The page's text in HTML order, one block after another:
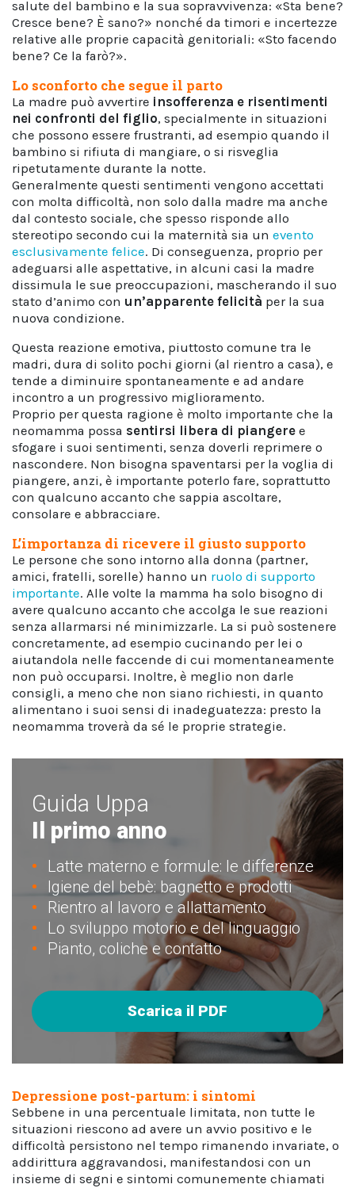
salute del bambino e la sua sopravvivenza: «Sta bene?
Cresce bene? È sano?» nonché da timori e incertezze
relative alle proprie capacità genitoriali: «Sto facendo
bene? Ce la farò?».
Lo sconforto che segue il parto
La madre può avvertire insofferenza e risentimenti
nei confronti del figlio, specialmente in situazioni
che possono essere frustranti, ad esempio quando il
bambino si rifiuta di mangiare, o si risveglia
ripetutamente durante la notte.
Generalmente questi sentimenti vengono accettati
con molta difficoltà, non solo dalla madre ma anche
dal contesto sociale, che spesso risponde allo
stereotipo secondo cui la maternità sia un evento
esclusivamente felice. Di conseguenza, proprio per
adeguarsi alle aspettative, in alcuni casi la madre
dissimula le sue preoccupazioni, mascherando il suo
stato d’animo con un’apparente felicità per la sua
nuova condizione.
Questa reazione emotiva, piuttosto comune tra le
madri, dura di solito pochi giorni (al rientro a casa), e
tende a diminuire spontaneamente e ad andare
incontro a un progressivo miglioramento.
Proprio per questa ragione è molto importante che la
neomamma possa sentirsi libera di piangere e
sfogare i suoi sentimenti, senza doverli reprimere o
nascondere. Non bisogna spaventarsi per la voglia di
piangere, anzi, è importante poterlo fare, soprattutto
con qualcuno accanto che sappia ascoltare,
consolare e abbracciare.
L’importanza di ricevere il giusto supporto
Le persone che sono intorno alla donna (partner,
amici, fratelli, sorelle) hanno un ruolo di supporto
importante. Alle volte la mamma ha solo bisogno di
avere qualcuno accanto che accolga le sue reazioni
senza allarmarsi né minimizzarle. La si può sostenere
concretamente, ad esempio cucinando per lei o
aiutandola nelle faccende di cui momentaneamente
non può occuparsi. Inoltre, è meglio non darle
consigli, a meno che non siano richiesti, in quanto
alimentano i suoi sensi di inadeguatezza: presto la
neomamma troverà da sé le proprie strategie.
Guida Uppa
Il primo anno
Latte materno e formule: le differenze
Igiene del bebè: bagnetto e prodotti
Rientro al lavoro e allattamento
Lo sviluppo motorio e del linguaggio
Pianto, coliche e contatto
Scarica il PDF
Depressione post-partum: i sintomi
Sebbene in una percentuale limitata, non tutte le
situazioni riescono ad avere un avvio positivo e le
difficoltà persistono nel tempo rimanendo invariate, o
addirittura aggravandosi, manifestandosi con un
insieme di segni e sintomi comunemente chiamati